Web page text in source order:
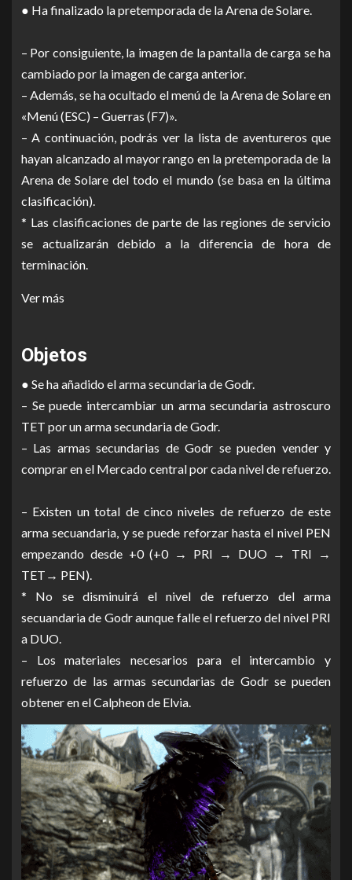
● Ha finalizado la pretemporada de la Arena de Solare.
– Por consiguiente, la imagen de la pantalla de carga se ha
cambiado por la imagen de carga anterior.
– Además, se ha ocultado el menú de la Arena de Solare en
«Menú (ESC) – Guerras (F7)».
– A continuación, podrás ver la lista de aventureros que
hayan alcanzado al mayor rango en la pretemporada de la
Arena de Solare del todo el mundo (se basa en la última
clasificación).
* Las clasificaciones de parte de las regiones de servicio
se actualizarán debido a la diferencia de hora de
terminación.
Ver más
Objetos
● Se ha añadido el arma secundaria de Godr.
– Se puede intercambiar un arma secundaria astroscuro
TET por un arma secundaria de Godr.
– Las armas secundarias de Godr se pueden vender y
comprar en el Mercado central por cada nivel de refuerzo.
– Existen un total de cinco niveles de refuerzo de este
arma secuandaria, y se puede reforzar hasta el nivel PEN
empezando desde +0 (+0 → PRI → DUO → TRI →
TET→ PEN).
* No se disminuirá el nivel de refuerzo del arma
secuandaria de Godr aunque falle el refuerzo del nivel PRI
a DUO.
– Los materiales necesarios para el intercambio y
refuerzo de las armas secundarias de Godr se pueden
obtener en el Calpheon de Elvia.